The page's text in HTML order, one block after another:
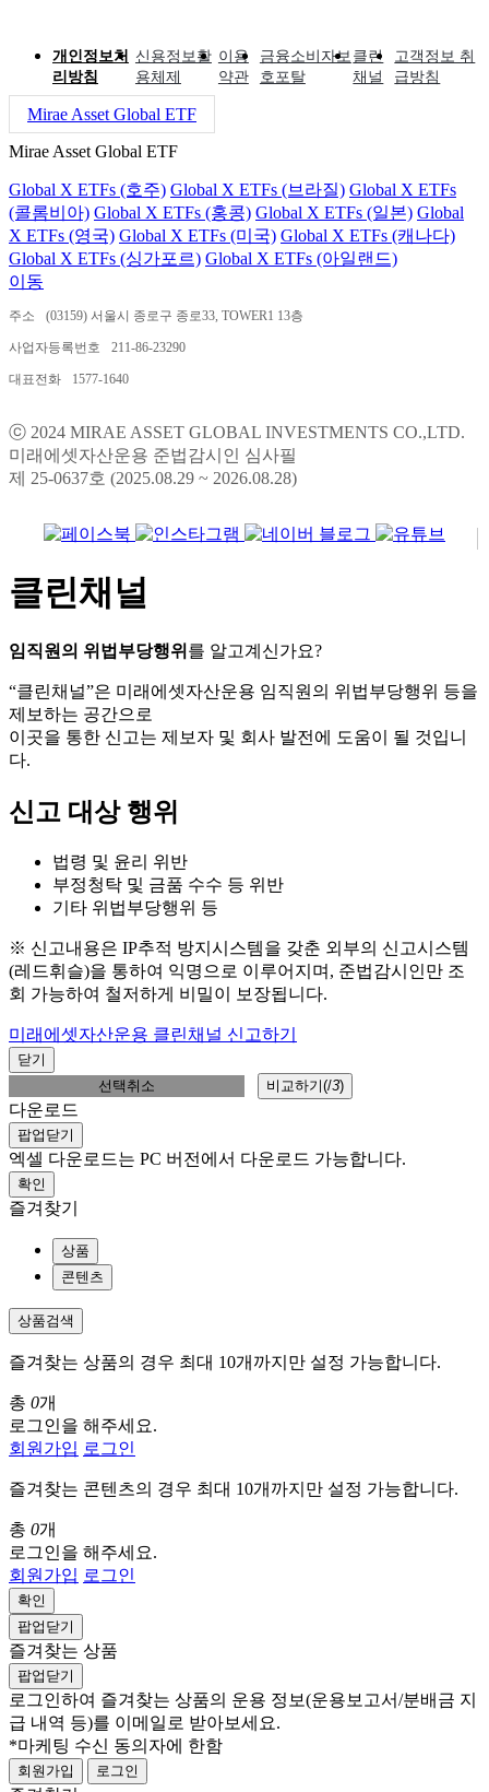
개인정보처
리방침
신용정보활
용체제
이용
약관
금융소비자보
호포탈
클린
채널
고객정보 취
급방침
Mirae Asset Global ETF
Mirae Asset Global ETF
Global X ETFs (호주) Global X ETFs (브라질) Global X ETFs
(콜롬비아) Global X ETFs (홍콩) Global X ETFs (일본) Global
X ETFs (영국) Global X ETFs (미국) Global X ETFs (캐나다)
Global X ETFs (싱가포르) Global X ETFs (아일랜드)
이동
주소 (03159) 서울시 종로구 종로33, TOWER1 13층
사업자등록번호 211-86-23290
대표전화 1577-1640
ⓒ 2024 MIRAE ASSET GLOBAL INVESTMENTS CO.,LTD.
미래에셋자산운용 준법감시인 심사필
제 25-0637호 (2025.08.29 ~ 2026.08.28)
클린채널
임직원의 위법부당행위 를 알고계신가요?
“클린채널”은 미래에셋자산운용 임직원의 위법부당행위 등을
제보하는 공간으로
이곳을 통한 신고는 제보자 및 회사 발전에 도움이 될 것입니
다.
신고 대상 행위
법령 및 윤리 위반
부정청탁 및 금품 수수 등 위반
기타 위법부당행위 등
※ 신고내용은 IP추적 방지시스템을 갖춘 외부의 신고시스템
(레드휘슬)을 통하여 익명으로 이루어지며, 준법감시인만 조
회 가능하여 철저하게 비밀이 보장됩니다.
미래에셋자산운용 클린채널 신고하기
닫기
선택취소
비교하기(/3)
다운로드
팝업닫기
엑셀 다운로드는 PC 버전에서 다운로드 가능합니다.
확인
즐겨찾기
상품
콘텐츠
상품검색
즐겨찾는 상품의 경우 최대 10개까지만 설정 가능합니다.
총 0개
로그인을 해주세요.
회원가입 로그인
즐겨찾는 콘텐츠의 경우 최대 10개까지만 설정 가능합니다.
총 0개
로그인을 해주세요.
회원가입 로그인
확인
팝업닫기
즐겨찾는 상품
팝업닫기
로그인하여 즐겨찾는 상품의 운용 정보(운용보고서/분배금 지
급 내역 등)를 이메일로 받아보세요.
*마케팅 수신 동의자에 한함
회원가입 로그인